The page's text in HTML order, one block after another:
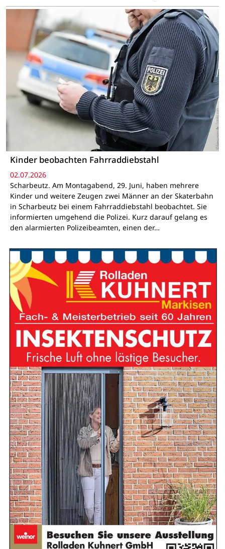
Kinder beobachten Fahrraddiebstahl
02.07.2026
Scharbeutz. Am Montagabend, 29. Juni, haben mehrere
Kinder und weitere Zeugen zwei Männer an der Skaterbahn
in Scharbeutz bei einem Fahrraddiebstahl beobachtet. Sie
informierten umgehend die Polizei. Kurz darauf gelang es
den alarmierten Polizeibeamten, einen der…